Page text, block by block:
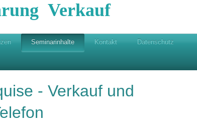
Verkauf
Seminarinhalte Kontakt Datenschutz
- Verkauf und